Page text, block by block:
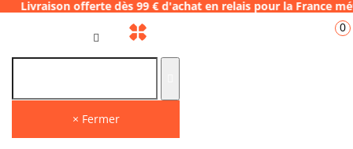
dès 99 € d'achat en relais pour la
× Fermer
0